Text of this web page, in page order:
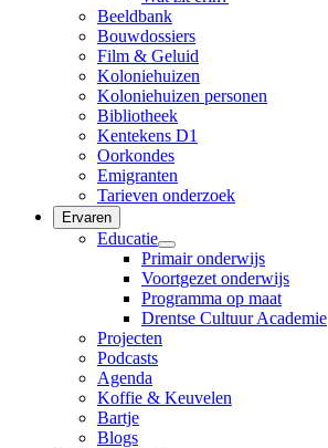
Beeldbank
Bouwdossiers
Film & Geluid
Koloniehuizen
Koloniehuizen personen
Bibliotheek
Kentekens D1
Oorkondes
Emigranten
Tarieven onderzoek
Ervaren
Educatie
Primair onderwijs
Voortgezet onderwijs
Programma op maat
Drentse Cultuur Academie
Projecten
Podcasts
Agenda
Koffie & Keuvelen
Bartje
Blogs